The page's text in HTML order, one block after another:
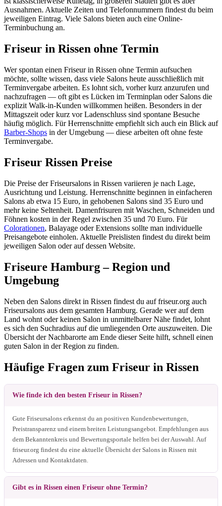
Ausnahmen. Aktuelle Zeiten und Telefonnummern findest du beim
jeweiligen Eintrag. Viele Salons bieten auch eine Online-
Terminbuchung an.
Friseur in Rissen ohne Termin
Wer spontan einen Friseur in Rissen ohne Termin aufsuchen
möchte, sollte wissen, dass viele Salons heute ausschließlich mit
Terminvergabe arbeiten. Es lohnt sich, vorher kurz anzurufen und
nachzufragen — oft gibt es Lücken im Terminplan oder Salons die
explizit Walk-in-Kunden willkommen heißen. Besonders in der
Mittagszeit oder kurz vor Ladenschluss sind spontane Besuche
häufig möglich. Für Herrenschnitte empfiehlt sich auch ein Blick auf
Barber-Shops in der Umgebung — diese arbeiten oft ohne feste
Terminvergabe.
Friseur Rissen Preise
Die Preise der Friseursalons in Rissen variieren je nach Lage,
Ausrichtung und Leistung. Herrenschnitte beginnen in einfacheren
Salons ab etwa 15 Euro, in gehobenen Salons sind 35 Euro und
mehr keine Seltenheit. Damenfrisuren mit Waschen, Schneiden und
Föhnen kosten in der Regel zwischen 35 und 70 Euro. Für
Colorationen, Balayage oder Extensions sollte man individuelle
Preisangebote einholen. Aktuelle Preislisten findest du direkt beim
jeweiligen Salon oder auf dessen Website.
Friseure Hamburg – Region und
Umgebung
Neben den Salons direkt in Rissen findest du auf friseur.org auch
Friseursalons aus dem gesamten Hamburg. Gerade wer auf dem
Land wohnt oder keinen Salon in unmittelbarer Nähe findet, lohnt
es sich den Suchradius auf die umliegenden Orte auszuweiten. Die
Übersicht der Nachbarorte am Ende dieser Seite hilft, schnell einen
guten Salon in der Region zu finden.
Häufige Fragen zum Friseur in Rissen
Wie finde ich den besten Friseur in Rissen?
Gute Friseursalons erkennst du an positiven Kundenbewertungen,
Preistransparenz und einem breiten Leistungsangebot. Empfehlungen aus
dem Bekanntenkreis und Bewertungsportale helfen bei der Auswahl. Auf
friseur.org findest du eine aktuelle Übersicht der Salons in Rissen mit
Adressen und Kontaktdaten.
Gibt es in Rissen einen Friseur ohne Termin?